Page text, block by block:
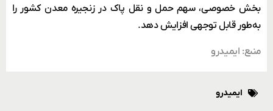
بخش خصوصی، سهم حمل‌ و نقل پاک در زنجیره معدن کشور را
به‌طور قابل توجهی افزایش دهد.
منبع: ایمیدرو
ایمیدرو